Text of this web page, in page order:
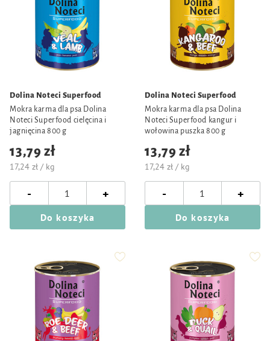
Dolina Noteci Superfood
Mokra karma dla psa Dolina
Noteci Superfood cielęcina i
jagnięcina 800 g
13,79 zł
17,24 zł / kg
- +
Do koszyka
Dolina Noteci Superfood
Mokra karma dla psa Dolina
Noteci Superfood kangur i
wołowina puszka 800 g
13,79 zł
17,24 zł / kg
- +
Do koszyka